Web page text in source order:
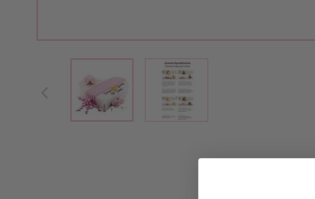
View larger imageView larger image